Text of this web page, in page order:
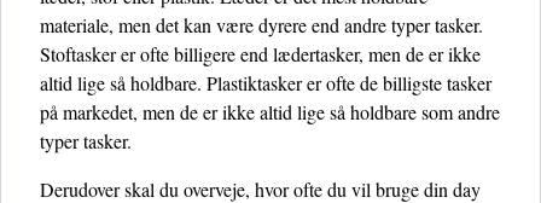
materiale, men det kan være dyrere end andre typer tasker.
Stoftasker er ofte billigere end lædertasker, men de er ikke
altid lige så holdbare. Plastiktasker er ofte de billigste tasker
på markedet, men de er ikke altid lige så holdbare som andre
typer tasker.
Derudover skal du overveje, hvor ofte du vil bruge din day